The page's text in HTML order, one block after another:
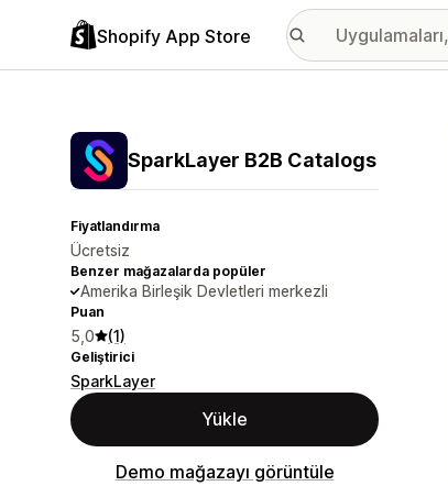
Shopify App Store
SparkLayer B2B Catalogs
Fiyatlandırma
Ücretsiz
Benzer mağazalarda popüler
Amerika Birleşik Devletleri merkezli
Puan
5,0 (1)
Geliştirici
SparkLayer
Yükle
Demo mağazayı görüntüle